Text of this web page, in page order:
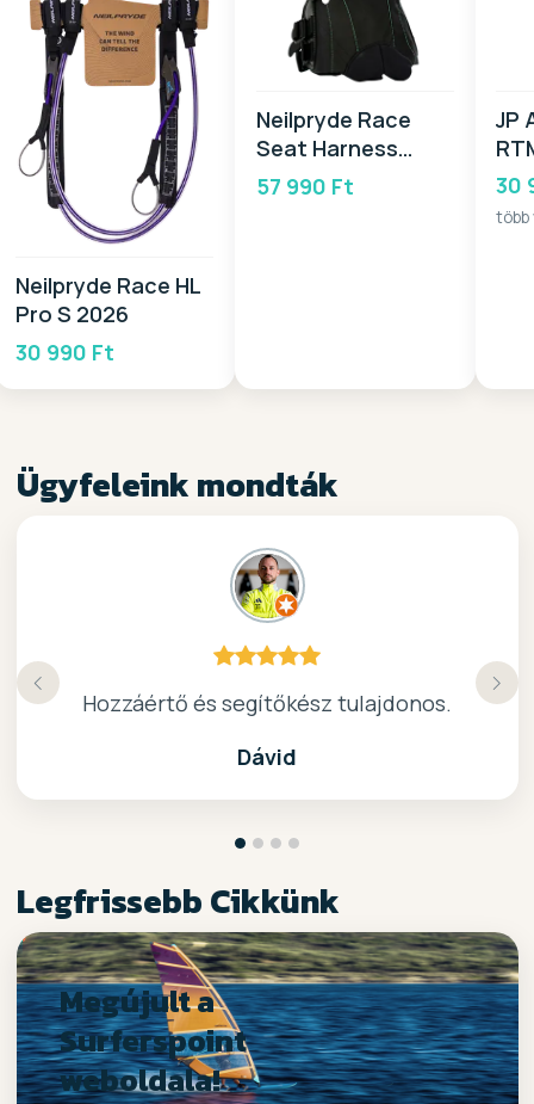
Neilpryde Race HL
Pro S 2026
30 990 Ft
Neilpryde Race
Seat Harness
2026
57 990 Ft
JP
30
Ügyfeleink mondták
Hozzáértő és segítőkész tulajdonos.
Dávid
kiváló surf-ös bolt .. ajánlom!
Nagyon kedves elado, jo kis bolt :)
Köszönöm a gyors, barátságos kiszolgálast.
Legfrissebb Cikkünk
Megújult a
Surferspoint
weboldala!